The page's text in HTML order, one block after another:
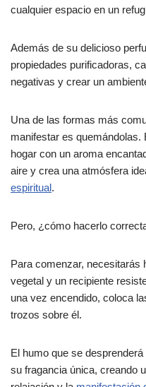
cualquier espacio en un
Además de su delicioso
propiedades purificadoras,
negativas y crear un
Una de las formas más
manifestar es quemándolas.
hogar con un aroma
aire y crea una atmósfera
espiritual.
Pero, ¿cómo hacerlo
Para comenzar, necesitarás
vegetal y un recipiente
una vez encendido, coloca
trozos sobre él.
El humo que se
su fragancia única, creando